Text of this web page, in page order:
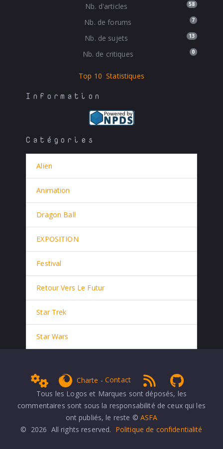
Nb. d'articles 58
Nb. de forums 7
Nb. de sujets 13
Nb. de critiques 0
Top 10 Statistiques
Information
Catégories
Alien
Animation
Dragon Ball
EXPOSITION
Festival
Retour Vers Le Futur
Star Trek
Star Wars
Adminget Firefox
Charte -Contact RSS 1.0
Tous les Logos et Marques sont déposés, les
commentaires sont sous la responsabilité de ceux qui les
ont publiés, le reste © ASFA
© 2026 All rights reserved. Politique de confidentialité